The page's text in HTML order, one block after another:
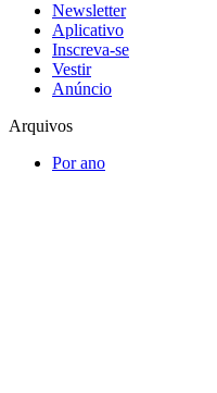
Newsletter
Aplicativo
Inscreva-se
Vestir
Anúncio
Arquivos
Por ano